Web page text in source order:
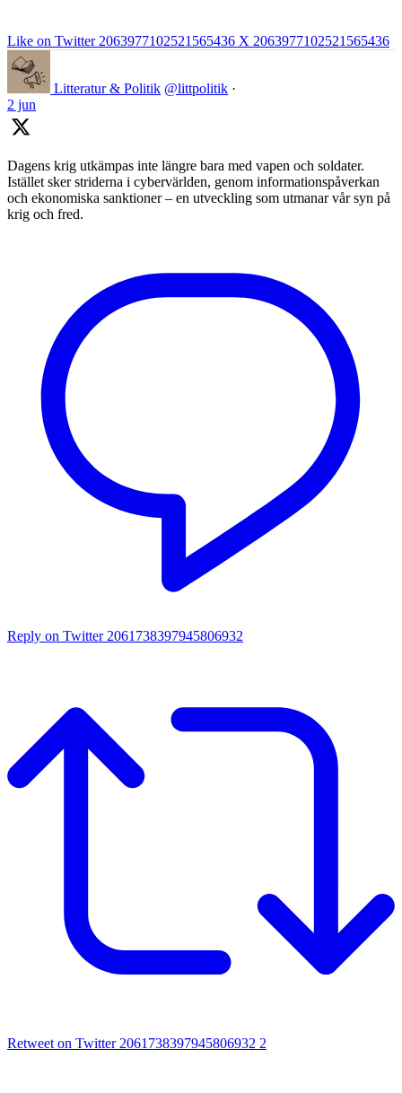
Like on Twitter 2063977102521565436 X 2063977102521565436
Litteratur & Politik @littpolitik ·
2 jun
Dagens krig utkämpas inte längre bara med vapen och soldater.
Istället sker striderna i cybervärlden, genom informationspåverkan
och ekonomiska sanktioner – en utveckling som utmanar vår syn på
krig och fred.
Reply on Twitter 2061738397945806932
Retweet on Twitter 2061738397945806932 2